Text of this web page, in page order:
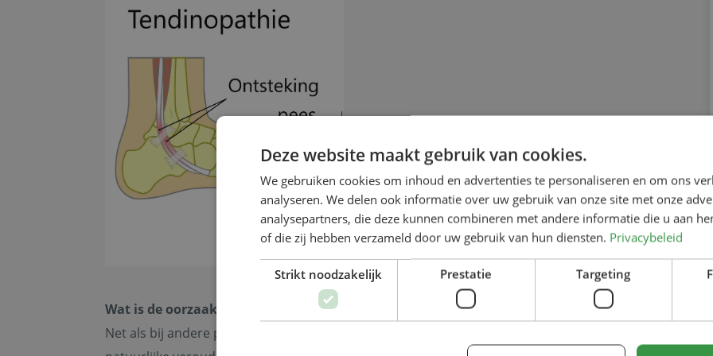
Wat is de oorzaak van een tendinopathie peroneuspees?
Net als bij andere peesklachten zijn er meerdere oorzaken aan te wijzen. Ten eerste is
Deze website maakt gebruik van cookies.
We gebruiken cookies om inhoud en advertenties te personaliseren en om ons
analyseren. We delen ook informatie over uw gebruik van onze site met onze
analysepartners, die deze kunnen combineren met andere informatie die u aan
of die zij hebben verzameld door uw gebruik van hun diensten. Privacybeleid
Strikt noodzakelijk Prestatie Targeting